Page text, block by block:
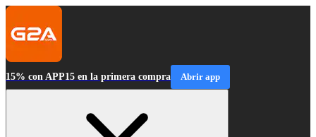
15% con APP15 en la primera compra Abrir app